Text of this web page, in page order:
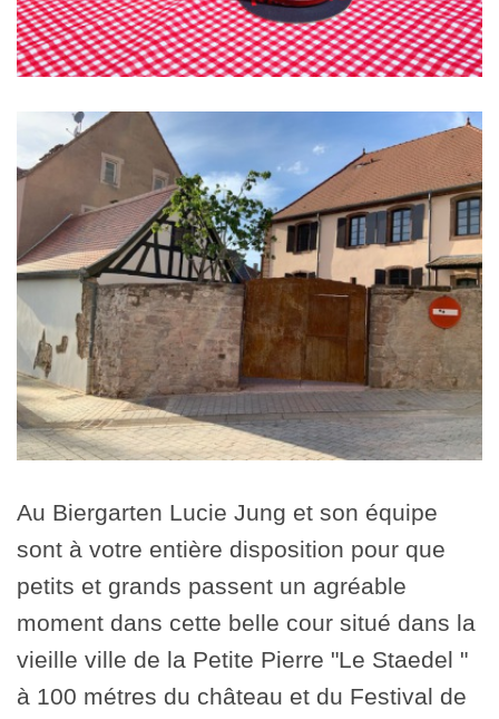
Au Biergarten Lucie Jung et son équipe
sont à votre entière disposition pour que
petits et grands passent un agréable
moment dans cette belle cour situé dans la
vieille ville de la Petite Pierre "Le Staedel "
à 100 métres du château et du Festival de